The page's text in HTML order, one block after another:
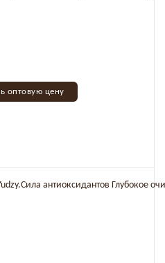
оптовую цену
антиоксидантов Глубокое